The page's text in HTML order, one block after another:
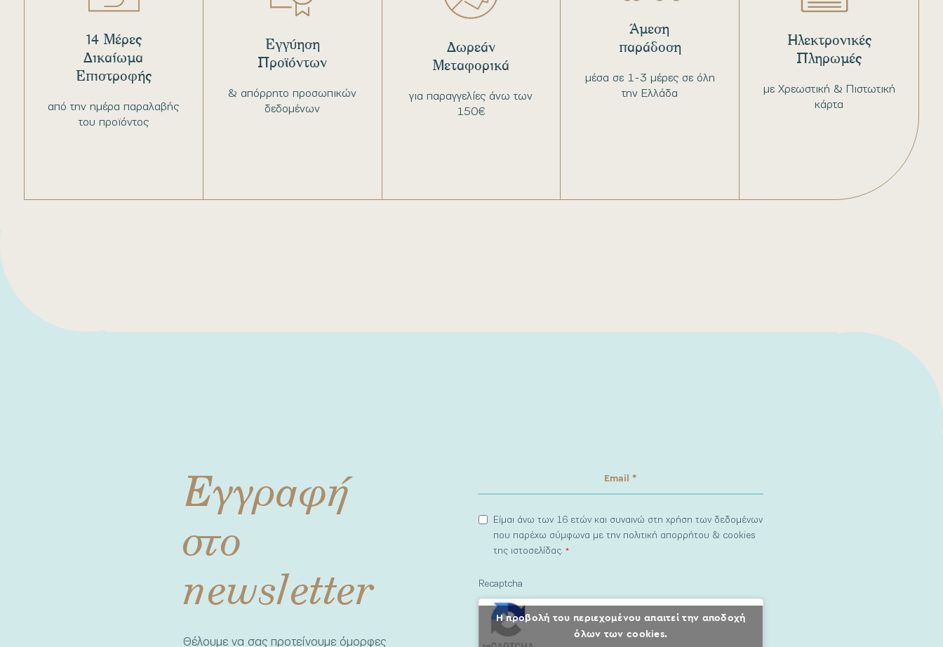
από την ημέρα παραλαβής
του προϊόντος
14 Μέρες
Δικαίωμα
Επιστροφής
& απόρρητο προσωπικών
δεδομένων
Εγγύηση
Προϊόντων
για παραγγελίες άνω των
150€
Δωρεάν
Μεταφορικά
μέσα σε 1-3 μέρες σε όλη
την Ελλάδα
Άμεση
παράδοση
με Χρεωστική & Πιστωτική
κάρτα
Ηλεκτρονικές
Πληρωμές
Εγγραφή
στο
newsletter
Θέλουμε να σας προτείνουμε όμορφες
Είμαι άνω των 16 ετών και συναινώ στη χρήση των δεδομένων
που παρέχω σύμφωνα με την πολιτική απορρήτου & cookies
της ιστοσελίδας.*
Recaptcha
Η προβολή του περιεχομένου απαιτεί την αποδοχή
όλων των cookies.